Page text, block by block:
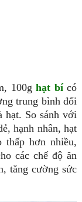
100ghạt bícó
trung bình đối
hạt. So sánh với
hạnh nhân, hạt
hơn nhiều,
các chế độ ăn
tăng cường sức